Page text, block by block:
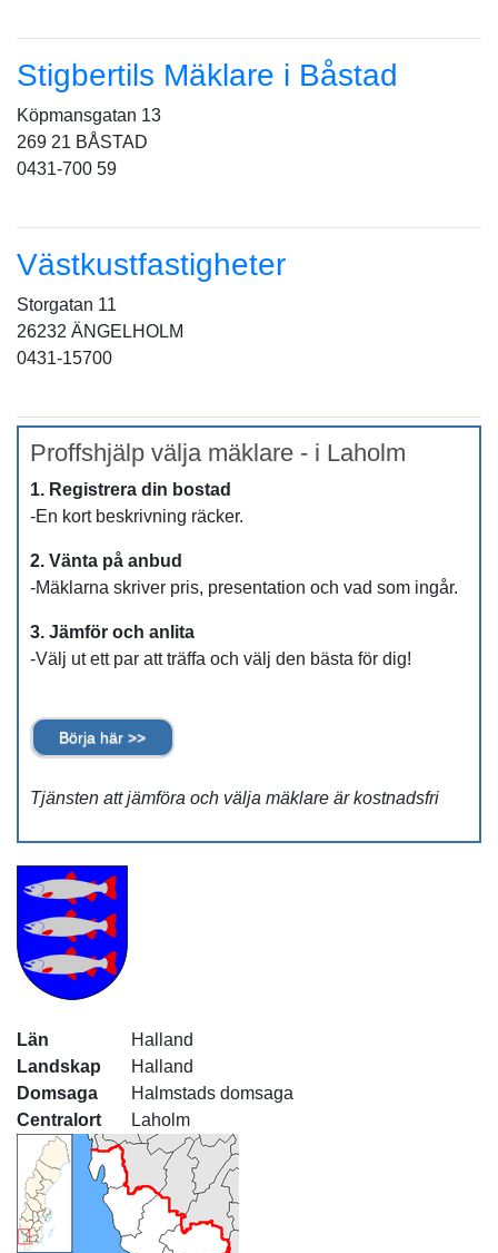
Stigbertils Mäklare i Båstad
Köpmansgatan 13
269 21 BÅSTAD
0431-700 59
Västkustfastigheter
Storgatan 11
26232 ÄNGELHOLM
0431-15700
Proffshjälp välja mäklare - i Laholm
1. Registrera din bostad
-En kort beskrivning räcker.
2. Vänta på anbud
-Mäklarna skriver pris, presentation och vad som ingår.
3. Jämför och anlita
-Välj ut ett par att träffa och välj den bästa för dig!
Börja här >>
Tjänsten att jämföra och välja mäklare är kostnadsfri
Län
Halland
Landskap
Halland
Domsaga
Halmstads domsaga
Centralort
Laholm